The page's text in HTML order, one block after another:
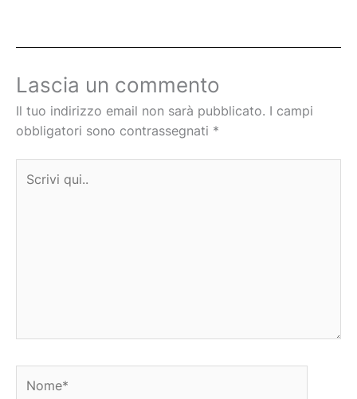
Lascia un commento
Il tuo indirizzo email non sarà pubblicato. I campi
obbligatori sono contrassegnati *
qui..